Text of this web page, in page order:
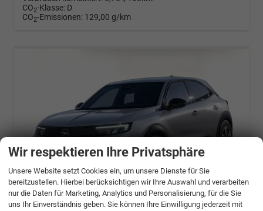
CO2-Klasse: D
CO2-Emissionen: 129,00 g/km
Wir respektieren Ihre Privatsphäre
Unsere Website setzt Cookies ein, um unsere Dienste für Sie
bereitzustellen. Hierbei berücksichtigen wir Ihre Auswahl und verarbeiten
nur die Daten für Marketing, Analytics und Personalisierung, für die Sie
uns Ihr Einverständnis geben. Sie können Ihre Einwilligung jederzeit mit